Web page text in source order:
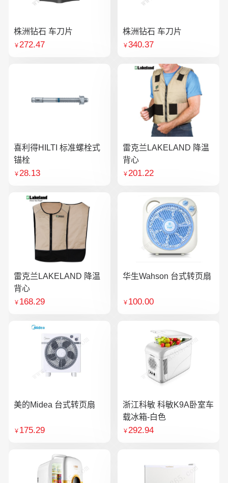
株洲钻石 车刀片
￥272.47
株洲钻石 车刀片
￥340.37
喜利得HILTI 标准螺栓式
锚栓
￥28.13
雷克兰LAKELAND 降温
背心
￥201.22
雷克兰LAKELAND 降温
背心
￥ 168.29
华生Wahson 台式转页扇
￥ 100.00
美的Midea 台式转页扇
￥ 175.29
浙江科敏 科敏K9A卧室车
载冰箱-白色
￥292.94